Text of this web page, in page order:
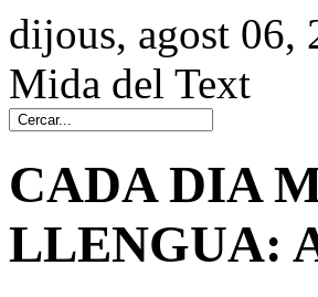
dijous, agost 06,
Mida del Text
CADA DIA
LLENGUA: